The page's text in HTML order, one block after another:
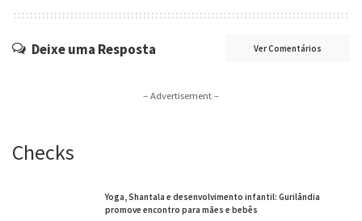
Deixe uma Resposta Ver Comentários
– Advertisement –
Checks
Yoga, Shantala e desenvolvimento infantil: Gurilândia
promove encontro para mães e bebês